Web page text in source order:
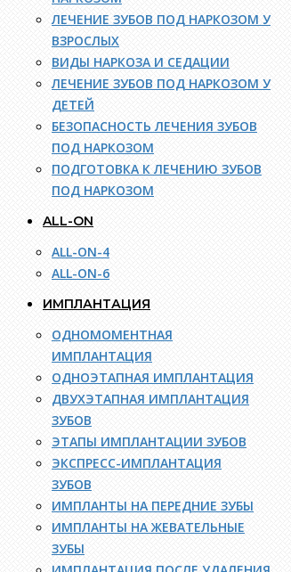
ЛЕЧЕНИЕ ЗУБОВ ПОД НАРКОЗОМ У
ВЗРОСЛЫХ
ВИДЫ НАРКОЗА И СЕДАЦИИ
ЛЕЧЕНИЕ ЗУБОВ ПОД НАРКОЗОМ У
ДЕТЕЙ
БЕЗОПАСНОСТЬ ЛЕЧЕНИЯ ЗУБОВ
ПОД НАРКОЗОМ
ПОДГОТОВКА К ЛЕЧЕНИЮ ЗУБОВ
ПОД НАРКОЗОМ
ALL-ON
ALL-ON-4
ALL-ON-6
ИМПЛАНТАЦИЯ
ОДНОМОМЕНТНАЯ
ИМПЛАНТАЦИЯ
ОДНОЭТАПНАЯ ИМПЛАНТАЦИЯ
ДВУХЭТАПНАЯ ИМПЛАНТАЦИЯ
ЗУБОВ
ЭТАПЫ ИМПЛАНТАЦИИ ЗУБОВ
ЭКСПРЕСС-ИМПЛАНТАЦИЯ
ЗУБОВ
ИМПЛАНТЫ НА ПЕРЕДНИЕ ЗУБЫ
ИМПЛАНТЫ НА ЖЕВАТЕЛЬНЫЕ
ЗУБЫ